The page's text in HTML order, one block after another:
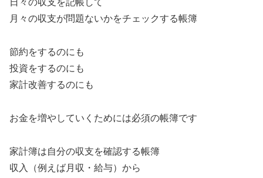
日々の収支を記帳して
月々の収支が問題ないかをチェックする帳簿
節約をするのにも
投資をするのにも
家計改善するのにも
お金を増やしていくためには必須の帳簿です
家計簿は自分の収支を確認する帳簿
収入（例えば月収・給与）から